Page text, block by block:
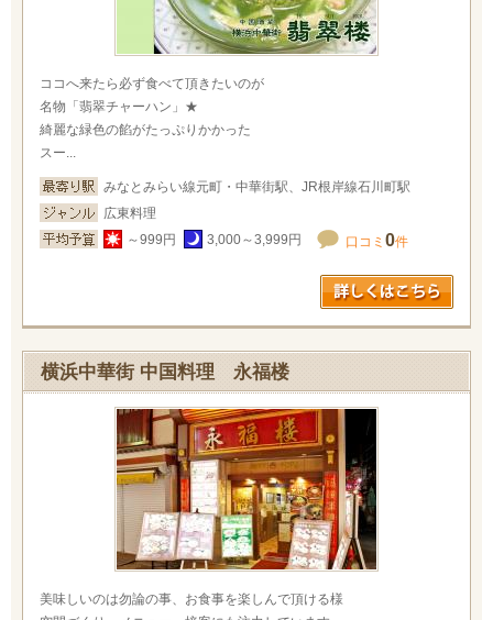
ココへ来たら必ず食べて頂きたいのが
名物「翡翠チャーハン」★
綺麗な緑色の餡がたっぷりかかった
スー...
みなとみらい線元町・中華街駅、JR根岸線石川町駅
広東料理
～999円
3,000～3,999円 口コミ 0件
横浜中華街 中国料理 永福楼
美味しいのは勿論の事、お食事を楽しんで頂ける様